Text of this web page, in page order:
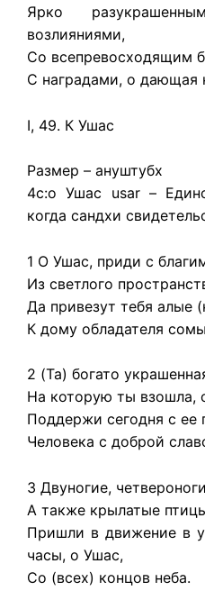
Ярко
возлияниями,
Со всепревосходящим
С наградами, о дающая
I, 49. К Ушас
Размер – ануштубх
4c:о Ушас usar –
когда сандхи
1 О Ушас, приди с
Из светлого
Да привезут тебя алые
К дому обладателя
2 (Та) богато
На которую ты взошла,
Поддержи сегодня с
Человека с доброй
3 Двуногие,
А также крылатые
Пришли в движение в
часы, о Ушас,
Со (всех) концов неба.